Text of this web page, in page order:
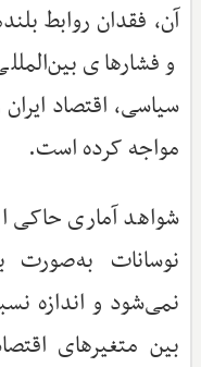
آن، فقدان روابط
و فشارهای
سیاسی، اقتصاد
مواجه کرده است.
شواهد آماری حاکی
نوسانات به‌صورت
نمی‌شود و اندازه
بین متغیرهای